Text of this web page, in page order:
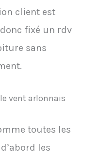
client est
fixé un rdv
sans
vent arlonnais
toutes les
les